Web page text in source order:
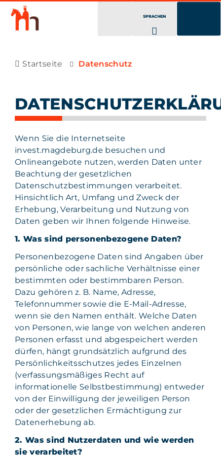
SPRACHEN
Startseite Datenschutz
Wenn Sie die Internetseite
invest.magdeburg.de besuchen und
Onlineangebote nutzen, werden Daten unter
Beachtung der gesetzlichen
Datenschutzbestimmungen verarbeitet.
Hinsichtlich Art, Umfang und Zweck der
Erhebung, Verarbeitung und Nutzung von
Daten geben wir Ihnen folgende Hinweise.
1. Was sind personenbezogene Daten?
Personenbezogene Daten sind Angaben über
persönliche oder sachliche Verhältnisse einer
bestimmten oder bestimmbaren Person.
Dazu gehören z. B. Name, Adresse,
Telefonnummer sowie die E-Mail-Adresse,
wenn sie den Namen enthält. Welche Daten
von Personen, wie lange von welchen anderen
Personen erfasst und abgespeichert werden
dürfen, hängt grundsätzlich aufgrund des
Persönlichkeitsschutzes jedes Einzelnen
(verfassungsmäßiges Recht auf
informationelle Selbstbestimmung) entweder
von der Einwilligung der jeweiligen Person
oder der gesetzlichen Ermächtigung zur
Datenerhebung ab.
2. Was sind Nutzerdaten und wie werden
sie verarbeitet?